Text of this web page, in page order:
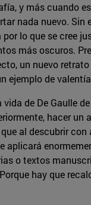
y más cuando
nada nuevo. Sin
lo que se cree
más oscuros.
un nuevo
ejemplo de
vida de De Gaulle
hacer
al descubrir
aplicará
o textos
hay que